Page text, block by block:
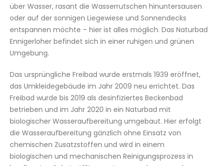
über Wasser, rasant die Wasserrutschen hinuntersausen
oder auf der sonnigen Liegewiese und Sonnendecks
entspannen möchte – hier ist alles möglich. Das Naturbad
Ennigerloher befindet sich in einer ruhigen und grünen
Umgebung.
Das ursprüngliche Freibad wurde erstmals 1939 eröffnet,
das Umkleidegebäude im Jahr 2009 neu errichtet. Das
Freibad wurde bis 2019 als desinfiziertes Beckenbad
betrieben und im Jahr 2020 in ein Naturbad mit
biologischer Wasseraufbereitung umgebaut. Hier erfolgt
die Wasseraufbereitung gänzlich ohne Einsatz von
chemischen Zusatzstoffen und wird in einem
biologischen und mechanischen Reinigungsprozess in